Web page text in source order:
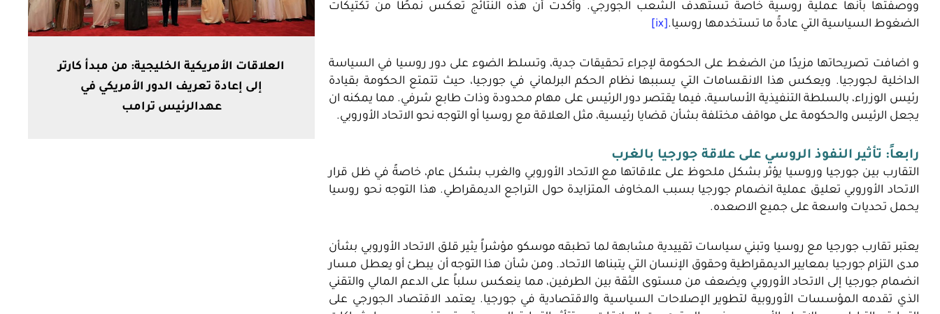
ووصفتها بأنها عملية روسية خاصة تستهدف الشعب الجورجي. وأكدت أن هذه النتائج تعكس نمطًا من تكتيكات
الضغوط السياسية التي عادةً ما تستخدمها روسيا.[ix]
و اضافت تصريحاتها مزيدًا من الضغط على الحكومة لإجراء تحقيقات جدية، وتسلط الضوء على دور روسيا في السياسة
الداخلية لجورجيا. ويعكس هذا الانقسامات التي يسببها نظام الحكم البرلماني في جورجيا، حيث تتمتع الحكومة بقيادة
رئيس الوزراء، بالسلطة التنفيذية الأساسية، فيما يقتصر دور الرئيس على مهام محدودة وذات طابع شرفي. مما يمكنه ان
يجعل الرئيس والحكومة على مواقف مختلفة بشأن قضايا رئيسية، مثل العلاقة مع روسيا أو التوجه نحو الاتحاد الأوروبي.
رابعاً: تأثير النفوذ الروسي على علاقة جورجيا بالغرب
التقارب بين جورجيا وروسيا يؤثر بشكل ملحوظ على علاقاتها مع الاتحاد الأوروبي والغرب بشكل عام، خاصةً في ظل قرار
الاتحاد الأوروبي تعليق عملية انضمام جورجيا بسبب المخاوف المتزايدة حول التراجع الديمقراطي. هذا التوجه نحو روسيا
يحمل تحديات واسعة على جميع الاصعده.
يعتبر تقارب جورجيا مع روسيا وتبني سياسات تقييدية مشابهة لما تطبقه موسكو مؤشراً يثير قلق الاتحاد الأوروبي بشأن
مدى التزام جورجيا بمعايير الديمقراطية وحقوق الإنسان التي يتبناها الاتحاد. ومن شأن هذا التوجه أن يبطئ أو يعطل مسار
انضمام جورجيا إلى الاتحاد الأوروبي ويضعف من مستوى الثقة بين الطرفين، مما ينعكس سلباً على الدعم المالي والتقني
الذي تقدمه المؤسسات الأوروبية لتطوير الإصلاحات السياسية والاقتصادية في جورجيا. يعتمد الاقتصاد الجورجي على
العلاقات الأمريكية الخليجية: من مبدأ كارتر
إلى إعادة تعريف الدور الأمريكي في
عهدالرئيس ترامب